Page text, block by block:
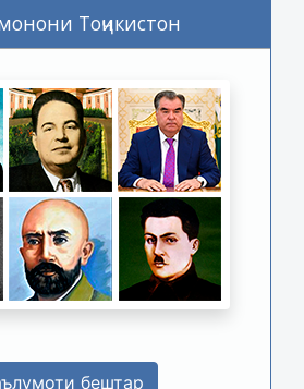
Тоҷикистон
бештар